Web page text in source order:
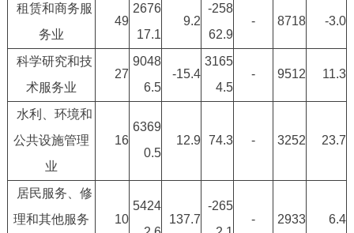
租赁和商务服
务业
49
2676
17.1
9.2
-258
62.9
- 8718 -3.0
科学研究和技
术服务业
27
9048
6.5
-15.4
3165
4.5
- 9512 11.3
水利、环境和
公共设施管理
业
16
6369
0.5
12.9 74.3 - 3252 23.7
居民服务、修
理和其他服务
10
5424
137.7
-265
- 2933 6.4